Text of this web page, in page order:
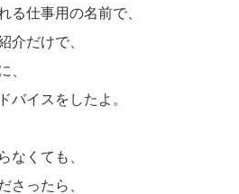
る仕事用の名前で、
介だけで、
、
バイスをしたよ。
なくても、
さったら、